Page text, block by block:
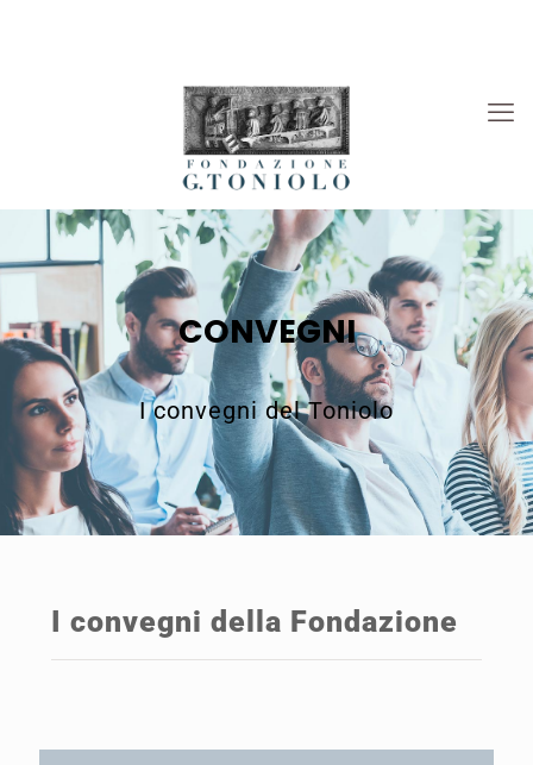
CONVEGNI
I convegni del Toniolo
I convegni della Fondazione